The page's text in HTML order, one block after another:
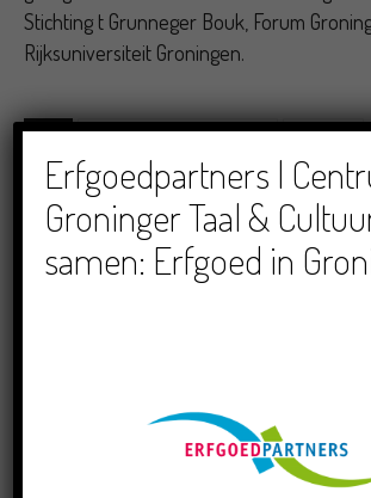
Stichting t Grunneger Bouk, Forum
Rijksuniversiteit Groningen.
TAGS Dag van de Grunneger toal 2020 Moi Forum!
Doe mee aan de
Schriefwedstried 2026
Erfgoedpartners |
Groninger Taal &
samen: Erfgoed in